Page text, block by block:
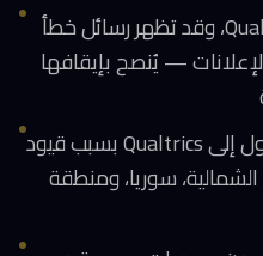
الاستبيان يُجرى عبر منصة Qualtrics، وقد تظهر رسائل خطأ
— يُنصح بإيقافها
بعض الدول محظورة من الوصول إلى Qualtrics بسبب قيود
الشمالية، سوريا، ومنطقة